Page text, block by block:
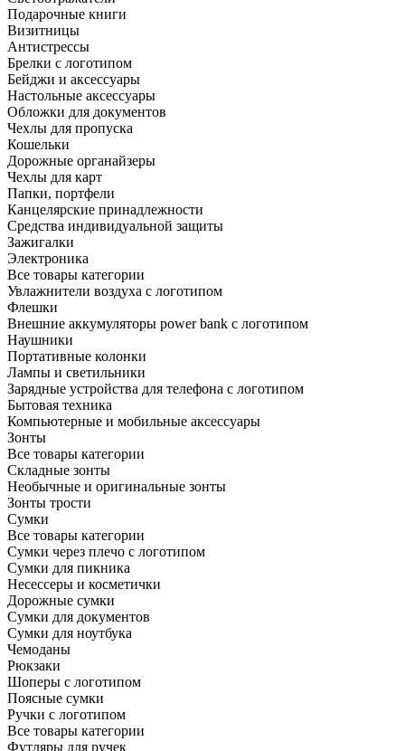
Подарочные книги
Визитницы
Антистрессы
Брелки с логотипом
Бейджи и аксессуары
Настольные аксессуары
Обложки для документов
Чехлы для пропуска
Кошельки
Дорожные органайзеры
Чехлы для карт
Папки, портфели
Канцелярские принадлежности
Средства индивидуальной защиты
Зажигалки
Электроника
Все товары категории
Увлажнители воздуха с логотипом
Флешки
Внешние аккумуляторы power bank с логотипом
Наушники
Портативные колонки
Лампы и светильники
Зарядные устройства для телефона с логотипом
Бытовая техника
Компьютерные и мобильные аксессуары
Зонты
Все товары категории
Складные зонты
Необычные и оригинальные зонты
Зонты трости
Сумки
Все товары категории
Сумки через плечо с логотипом
Сумки для пикника
Несессеры и косметички
Дорожные сумки
Сумки для документов
Сумки для ноутбука
Чемоданы
Рюкзаки
Шоперы с логотипом
Поясные сумки
Ручки с логотипом
Все товары категории
Футляры для ручек